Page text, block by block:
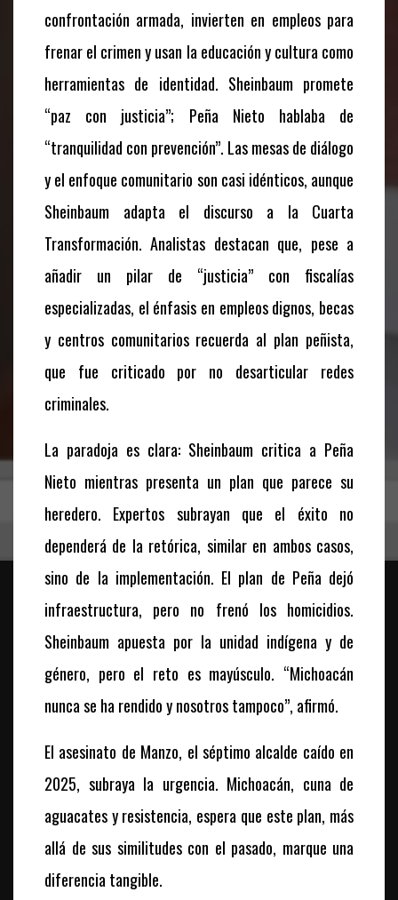
confrontación armada, invierten en empleos para
frenar el crimen y usan la educación y cultura como
herramientas de identidad. Sheinbaum promete
“paz con justicia”; Peña Nieto hablaba de
“tranquilidad con prevención”. Las mesas de diálogo
y el enfoque comunitario son casi idénticos, aunque
Sheinbaum adapta el discurso a la Cuarta
Transformación. Analistas destacan que, pese a
añadir un pilar de “justicia” con fiscalías
especializadas, el énfasis en empleos dignos, becas
y centros comunitarios recuerda al plan peñista,
que fue criticado por no desarticular redes
criminales.
La paradoja es clara: Sheinbaum critica a Peña
Nieto mientras presenta un plan que parece su
heredero. Expertos subrayan que el éxito no
dependerá de la retórica, similar en ambos casos,
sino de la implementación. El plan de Peña dejó
infraestructura, pero no frenó los homicidios.
Sheinbaum apuesta por la unidad indígena y de
género, pero el reto es mayúsculo. “Michoacán
nunca se ha rendido y nosotros tampoco”, afirmó.
El asesinato de Manzo, el séptimo alcalde caído en
2025, subraya la urgencia. Michoacán, cuna de
aguacates y resistencia, espera que este plan, más
allá de sus similitudes con el pasado, marque una
diferencia tangible.